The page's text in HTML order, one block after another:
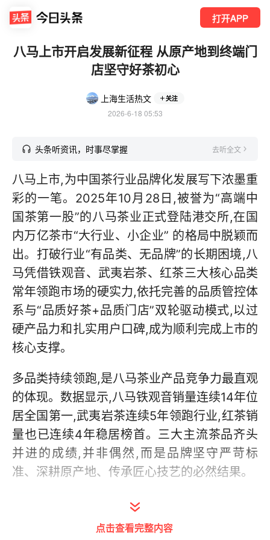
打开APP
八马上市开启发展新征程 从原产地到终端门
店坚守好茶初心
上海生活热文 关注
2026-6-18 05:53
头条听资讯，时事尽掌握 去听全文
八马上市,为中国茶行业品牌化发展写下浓墨重
彩的一笔。2025年10月28日,被誉为“高端中
国茶第一股”的八马茶业正式登陆港交所,在国
内万亿茶市“大行业、小企业” 的格局中脱颖而
出。打破行业“有品类、无品牌”的长期困境,八
马凭借铁观音、武夷岩茶、红茶三大核心品类
常年领跑市场的硬实力,依托完善的品质管控体
系与“品质好茶+品质门店”双轮驱动模式,以过
硬产品力和扎实用户口碑,成为顺利完成上市的
核心支撑。
多品类持续领跑,是八马茶业产品竞争力最直观
的体现。数据显示,八马铁观音销量连续14年位
居全国第一,武夷岩茶连续5年领跑行业,红茶销
量也已连续4年稳居榜首。三大主流茶品齐头
并进的成绩,并非偶然,而是品牌坚守严苛标
准、深耕原产地、传承匠心技艺的必然结果。
点击查看完整内容